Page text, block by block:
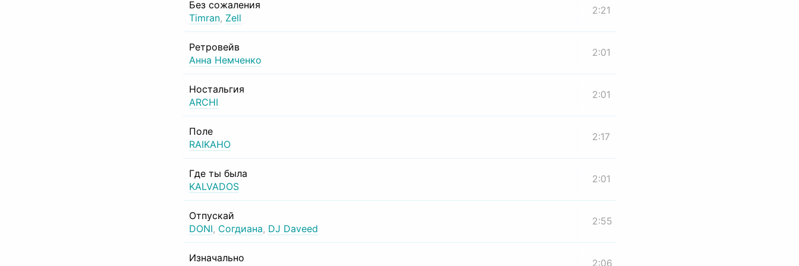
Без сожаления
Timran, Zell
2:21
Ретровейв
Анна Немченко
2:01
Ностальгия
ARCHI
2:01
Поле
RAIKAHO
2:17
Где ты была
KALVADOS
2:01
Отпускай
DONI, Согдиана, DJ Daveed
2:55
Изначально
2:06